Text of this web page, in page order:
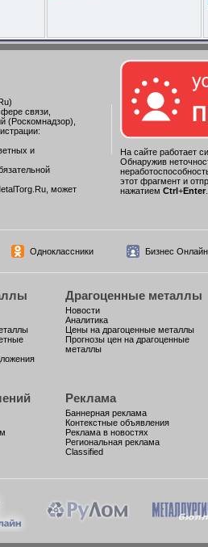
связи,
(Роскомнадзор),
и
может
На сайте работает
Обнаружив
этот фрагмент и
нажатием Ctrl +Enter.
Одноклассники Бизнес Онлайн
Драгоценные металлы
Новости
Аналитика
Цены на драгоценные металлы
Прогнозы цен на драгоценные
металлы
Реклама
Баннерная реклама
Контекстные объявления
Реклама в новостях
Региональная реклама
Classified